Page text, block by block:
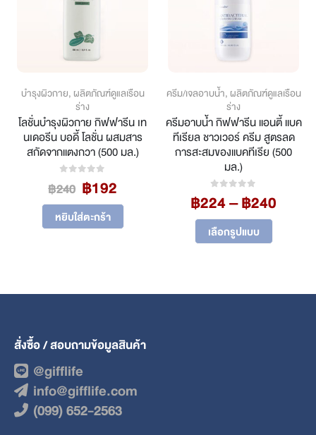
บำรุงผิวกาย, ผลิตภัณฑ์ดูแลเรือน
ร่าง
โลชั่นบำรุงผิวกาย กิฟฟารีน เท
นเดอรีน บอดี้ โลชั่น ผสมสาร
สกัดจากแตงกวา (500 มล.)
฿240 Original
price
was:
฿240.
฿192Current
price
฿192.
หยิบใส่ตะกร้า
ครีม/เจลอาบน้ำ, ผลิตภัณฑ์ดูแลเรือน
ร่าง
ครีมอาบน้ำ กิฟฟารีน แอนตี้ แบค
ทีเรียล ชาวเวอร์ ครีม สูตรลด
การสะสมของแบคทีเรีย (500
มล.)
฿224–฿240
เลือกรูปแบบ
This product has multiple variants. The options may be chosen on the product page
สั่งซื้อ / สอบถามข้อมูลสินค้า
@gifflife
info@gifflife.com
(099) 652-2563